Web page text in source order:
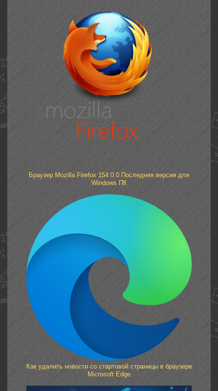
Браузер Mozilla Firefox 154.0.0 Последняя версия для
Windows ПК
Как удалить новости со стартовой страницы в браузере
Microsoft Edge